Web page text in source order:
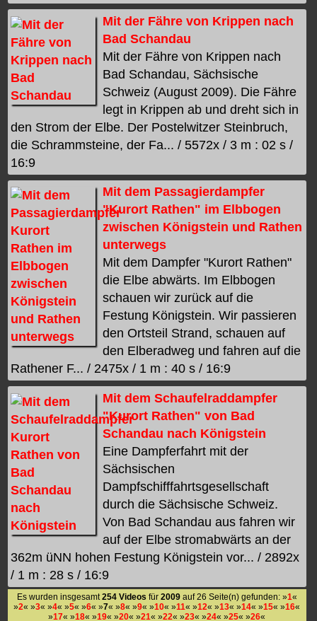
Mit der Fähre von Krippen nach
Bad Schandau
Mit der Fähre von Krippen nach
Bad Schandau, Sächsische
Schweiz (August 2009). Die Fähre
legt in Krippen ab und dreht sich in
den Strom der Elbe. Der Postelwitzer Steinbruch,
die Schrammsteine, der Fa... / 5572x / 3 m : 02 s /
16:9
Mit dem Passagierdampfer
"Kurort Rathen" im Elbbogen
zwischen Königstein und Rathen
unterwegs
Mit dem Dampfer "Kurort Rathen"
die Elbe abwärts. Im Elbbogen
schauen wir zurück auf die
Festung Königstein. Wir passieren
den Ortsteil Strand, schauen auf
den Elberadweg und fahren auf die
Rathener F... / 2475x / 1 m : 40 s / 16:9
Mit dem Schaufelraddampfer
"Kurort Rathen" von Bad
Schandau nach Königstein
Eine Dampferfahrt mit der
Sächsischen
Dampfschifffahrtsgesellschaft
durch die Sächsische Schweiz.
Von Bad Schandau aus fahren wir
auf der Elbe stromabwärts an der
362m üNN hohen Festung Königstein vor... / 2892x
/ 1 m : 28 s / 16:9
Es wurden insgesamt254 Videos für 2009auf 26 Seite(n) gefunden: »1«
»2« »3« »4« »5« »6« »7« »8« »9« »10« »11« »12« »13« »14« »15« »16«
»17« »18« »19« »20« »21« »22« »23« »24« »25« »26«